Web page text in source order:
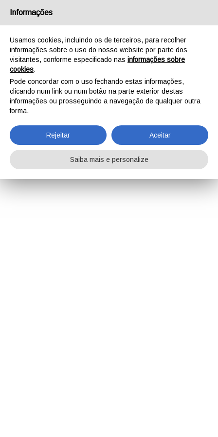
Informações
Usamos cookies, incluindo os de terceiros, para recolher
informações sobre o uso do nosso website por parte dos
visitantes, conforme especificado nas informações sobre
cookies.
Pode concordar com o uso fechando estas informações,
clicando num link ou num botão na parte exterior destas
informações ou prosseguindo a navegação de qualquer outra
forma.
Rejeitar Aceitar
Saiba mais e personalize